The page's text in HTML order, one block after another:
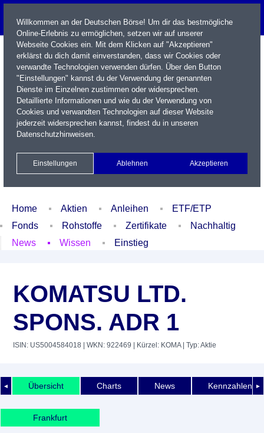
Name / WKN / ISIN / Kürzel
Xetra Realtime
Watchlist Portfolio Login
Home Aktien Anleihen
ETF/ETP
Fonds
Rohstoffe Zertifikate
Nachhaltig
News
Wissen Einstieg
KOMATSU LTD.
SPONS. ADR 1
ISIN: US5004584018 | WKN: 922469 | Kürzel: KOMA| Typ: Aktie
◄ ►
Übersicht Charts News Kennzahlen
Frankfurt
Willkommen an der Deutschen Börse! Um dir das bestmögliche
Online-Erlebnis zu ermöglichen, setzen wir auf unserer
Webseite Cookies ein. Mit dem Klicken auf "Akzeptieren"
erklärst du dich damit einverstanden, dass wir Cookies oder
verwandte Technologien verwenden dürfen. Über den Button
"Einstellungen" kannst du der Verwendung der genannten
Dienste im Einzelnen zustimmen oder widersprechen.
Detaillierte Informationen und wie du der Verwendung von
Cookies und verwandten Technologien auf dieser Website
jederzeit widersprechen kannst, findest du in unseren
Datenschutzhinweisen.
Einstellungen Ablehnen Akzeptieren